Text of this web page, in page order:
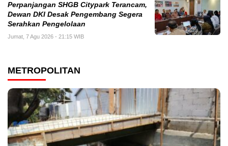
Perpanjangan SHGB Citypark Terancam,
Dewan DKI Desak Pengembang Segera
Serahkan Pengelolaan
Jumat, 7 Agu 2026 - 21:15 WIB
METROPOLITAN